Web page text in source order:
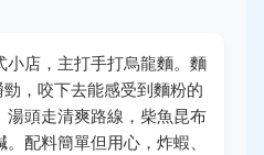
店，主打手打烏龍麵。麵
，咬下去能感受到麵粉的
頭走清爽路線，柴魚昆布
配料簡單但用心，炸蝦、